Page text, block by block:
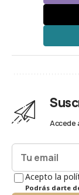
Accede
Acepto la
Podrás darte